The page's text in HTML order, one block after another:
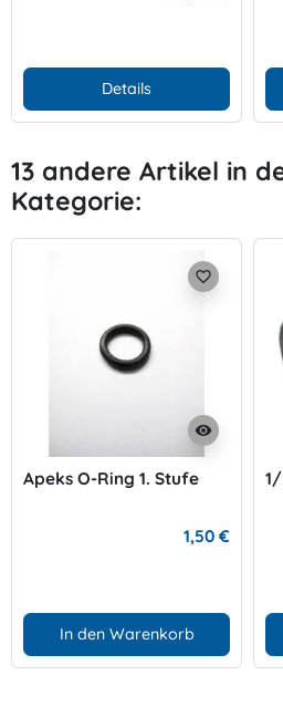
Details
13 andere Artikel in
Kategorie:
visibility
favorite_border
Apeks O-Ring 1. Stufe
1,50 €
In den Warenkorb